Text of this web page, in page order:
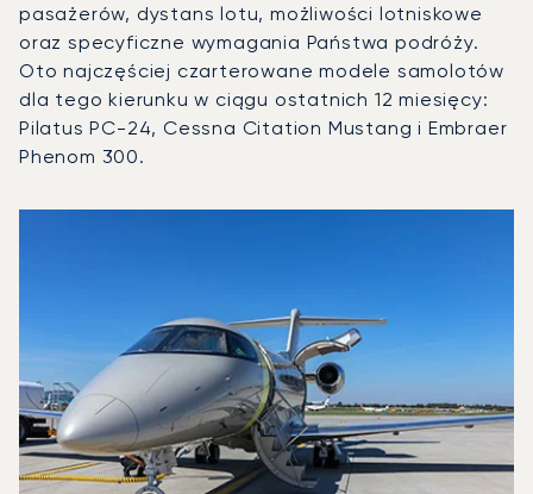
pasażerów, dystans lotu, możliwości lotniskowe
oraz specyficzne wymagania Państwa podróży.
Oto najczęściej czarterowane modele samolotów
dla tego kierunku w ciągu ostatnich 12 miesięcy:
Pilatus PC-24, Cessna Citation Mustang i Embraer
Phenom 300.